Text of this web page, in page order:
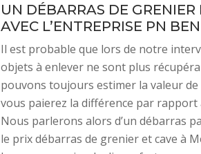
UN DÉBARRAS DE GRENIER
AVEC L’ENTREPRISE PN
Il est probable que lors de notre
objets à enlever ne sont plus
pouvons toujours estimer la valeur de
vous paierez la différence par
Nous parlerons alors d’un débarras
le prix débarras de grenier et cave à